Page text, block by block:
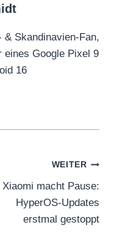
& Skandinavien-Fan,
eines Google Pixel 9
16
WEITER
Xiaomi macht Pause:
HyperOS-Updates
erstmal gestoppt